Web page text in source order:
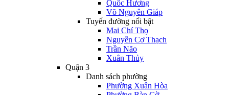
Quốc Hương
Võ Nguyên Giáp
Tuyến đường nổi bật
Mai Chí Thọ
Nguyễn Cơ Thạch
Trần Não
Xuân Thủy
Quận 3
Danh sách phường
Phường Xuân Hòa